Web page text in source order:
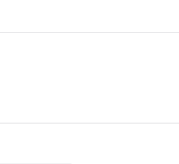
Gading (15 минут
км),